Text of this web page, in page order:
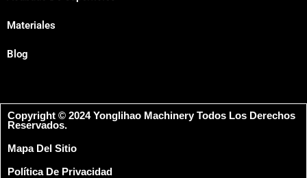
Materiales
Blog
Copyright © 2024 Yonglihao Machinery Todos Los Derechos
Reservados.
Mapa Del Sitio
Política De Privacidad